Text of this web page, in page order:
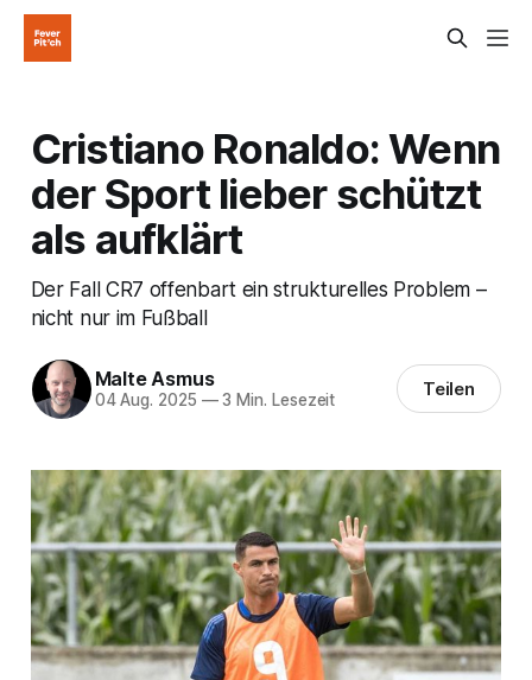
Cristiano Ronaldo: Wenn
der Sport lieber schützt
als aufklärt
Der Fall CR7 offenbart ein strukturelles Problem –
nicht nur im Fußball
Malte Asmus
04 Aug. 2025 —3 Min. Lesezeit Teilen